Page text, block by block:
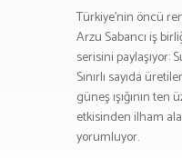
Türkiye’nin öncü
Arzu Sabancı iş
serisini paylaşıyor:
Sınırlı sayıda
güneş ışığının
etkisinden ilham
yorumluyor.